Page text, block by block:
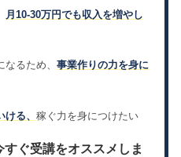
月10-30万円でも収入を増やし
なるため、事業作りの力を身に
ける、稼ぐ力を身につけたい
すぐ受講をオススメしま